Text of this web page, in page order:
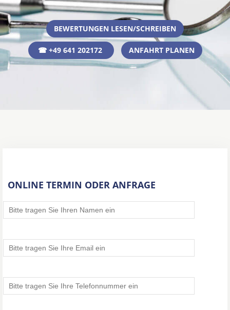
BEWERTUNGEN LESEN/SCHREIBEN
☎ +49 641 202172 ANFAHRT PLANEN
ONLINE TERMIN ODER ANFRAGE